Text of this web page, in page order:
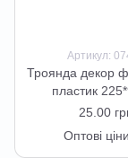
Артикул:
Троянда декор
пластик
25.00
Оптові ціни